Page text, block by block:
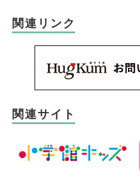
関連リンク
関連サイト